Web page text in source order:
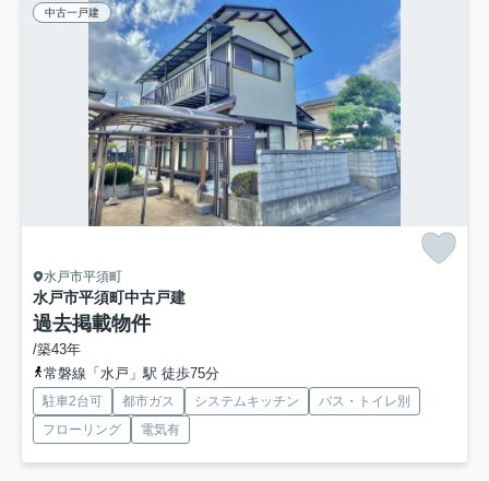
中古一戸建
水戸市平須町
水戸市平須町中古戸建
過去掲載物件
/築43年
常磐線「水戸」駅 徒歩75分
駐車2台可 都市ガス システムキッチン
バス・トイレ別
フローリング
電気有